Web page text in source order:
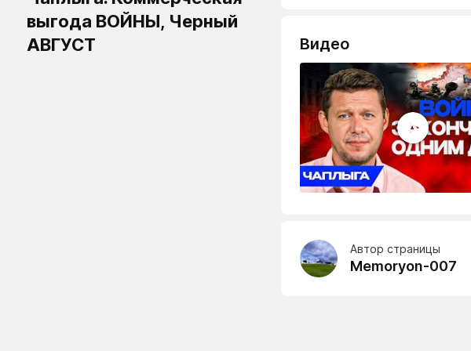
выгода ВОЙНЫ, Черный
АВГУСТ
Видео
Автор страницы
Memoryon-007